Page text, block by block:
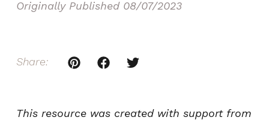
Originally Published 08/07/2023
Share:
This resource was created with support from